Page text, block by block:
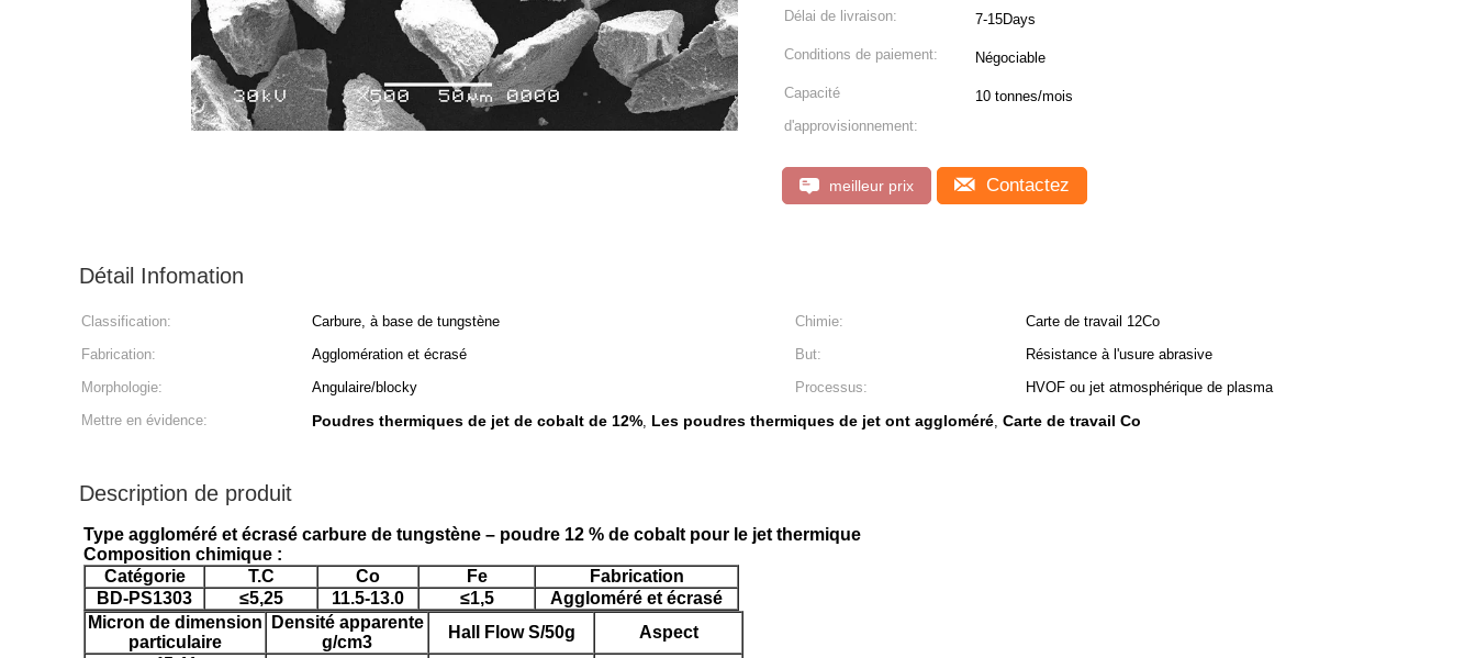
Délai de livraison: 7-15Days
Conditions de paiement: Négociable
Capacité
d'approvisionnement:
10 tonnes/mois
meilleur prix Contactez
Détail Infomation
Classification: Carbure, à base de tungstène Chimie:
Carte de travail 12Co
Fabrication:
Agglomération et écrasé But:
Résistance à l'usure abrasive
Morphologie:
Angulaire/blocky Processus:
HVOF ou jet atmosphérique de plasma
Mettre en évidence:
Poudres thermiques de jet de cobalt de 12%, Les poudres thermiques de jet ont aggloméré, Carte de travail Co
Description de produit
Type aggloméré et écrasé carbure de tungstène – poudre 12 % de cobalt pour le jet thermique
Composition chimique :
Catégorie
T.C Co Fe
Fabrication
BD-PS1303
≤5,25 11.5-13.0 ≤1,5
Aggloméré et écrasé
Micron de dimension
particulaire
Densité apparente
g/cm3
Hall Flow S/50g
Aspect